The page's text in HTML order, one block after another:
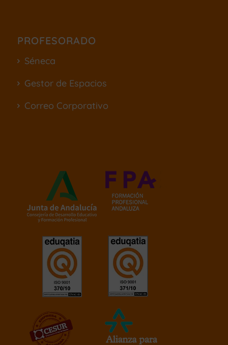
PROFESORADO
Séneca
Gestor de Espacios
Correo Corporativo